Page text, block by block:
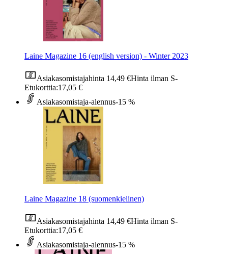
Laine Magazine 16 (english version) - Winter 2023
Asiakasomistajahinta 14,49 €Hinta ilman S-
Etukorttia:17,05 €
Asiakasomistaja-alennus-15 %
Laine Magazine 18 (suomenkielinen)
Asiakasomistajahinta 14,49 €Hinta ilman S-
Etukorttia:17,05 €
Asiakasomistaja-alennus-15 %